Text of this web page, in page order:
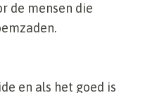
de mensen die
en als het goed is